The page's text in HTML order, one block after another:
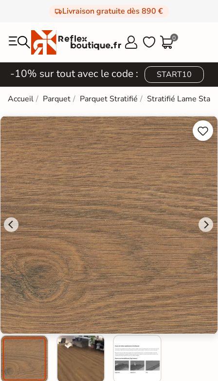
Livraison gratuite dès 890 €
  0
-10% sur tout avec le code : START10
Accueil Parquet Parquet Stratifié Stratifié Lame

